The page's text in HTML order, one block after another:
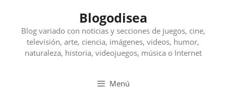
contenido
Blogodisea
Blog variado con noticias y secciones de juegos, cine,
televisión, arte, ciencia, imágenes, videos, humor,
naturaleza, historia, videojuegos, música o Internet
Menú